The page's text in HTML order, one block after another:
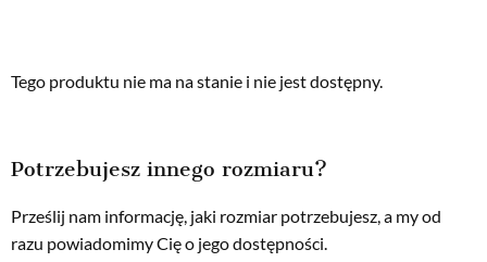
Tego produktu nie ma na stanie i nie jest dostępny.
Potrzebujesz innego rozmiaru?
Prześlij nam informację, jaki rozmiar potrzebujesz, a my od
razu powiadomimy Cię o jego dostępności.